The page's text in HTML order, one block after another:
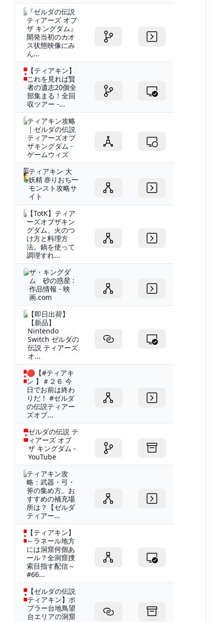
『ゼルダの伝説
ティアーズ オブ
ザ キングダム』
開発当初のカオ
ス状態映像にみ
ん...
【ティアキン】
これを見れば賢
者の遺志20個全
部集まる！全回
収ツアー -...
ティアキン攻略
｜ゼルダの伝説
ティアーズオブ
ザキングダム -
ゲームウィズ
ティアキン 大
妖精 @りおちー
モンスト攻略サ
イト
【TotK】ティア
ーズオブザキン
グダム、火のつ
け方と料理方
法。鍋を使って
調理すれ...
ザ・キングダ
ム 砂の惑星 :
作品情報 - 映
画.com
【即日出荷】
【新品】
Nintendo
Switch ゼルダの
伝説 ティアーズ
オ...
🔴【#ティアキ
ン 】＃２６ 今
日でお前は終わ
りだ！ #ゼルダ
の伝説ティアー
ズオブ...
ゼルダの伝説 テ
ィアーズ オブ
ザ キングダム -
YouTube
ティアキン攻
略：武器・弓・
斧の集め方。お
すすめの補充場
所は？【ゼルダ
ティアー...
【ティアキン】
～ラネール地方
には洞窟何個あ
ール？全洞窟捜
索目指す配信～
#66...
【ゼルダの伝説
ティアキン】ポ
プラー台地鳥望
台エリアの洞窟